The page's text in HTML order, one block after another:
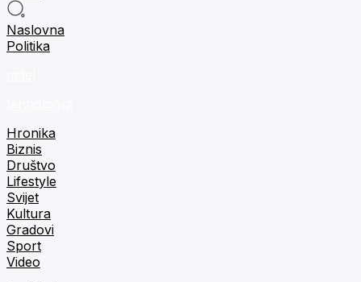
Naslovna
Politika
Hronika
Biznis
Društvo
Lifestyle
Svijet
Kultura
Gradovi
Sport
Video